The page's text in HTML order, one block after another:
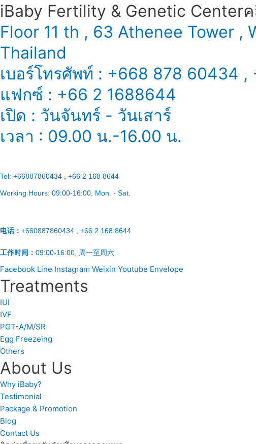
iBaby Fertility & Genetic Center​
Floor 11 th , 63 Athenee Tower ,
Thailand
เบอร์โทรศัพท์ : +668 878 60434 ,
แฟกซ์ : +66 2 1688644
เปิด : วันจันทร์ - วันเสาร์
เวลา : 09.00 น.-16.00 น.
Tel: +66887860434 , +66 2 168 8644
Working Hours: 09:00-16:00 , Mon. - Sat.
电话： +660887860434 , +66 2 168 8644
工作时间： 09:00-16:00, 周一至周六
Facebook Line Instagram Weixin Youtube Envelope
Treatments
IUI
IVF
PGT-A/M/SR
Egg Freezeing
Others
About Us
Why iBaby?
Testimonial
Package & Promotion
Blog
Contact Us